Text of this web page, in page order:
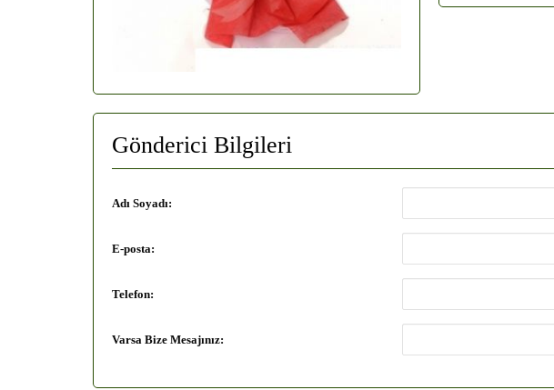
Gönderici Bilgileri
Adı Soyadı:
E-posta:
Telefon:
Varsa Bize Mesajınız: